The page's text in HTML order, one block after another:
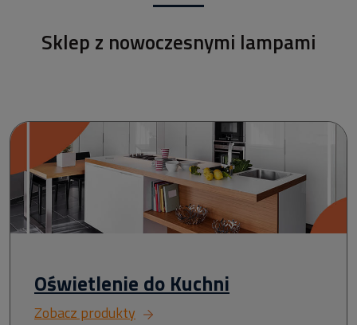
Sklep z nowoczesnymi lampami
Oświetlenie do Kuchni
Zobacz produkty